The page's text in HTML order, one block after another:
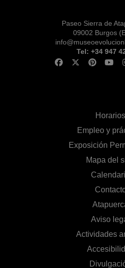
Paseo Sierra de
09002 Burgos
Tel: +34 947
Horarios
Empleo y
Exposición
Mapa del
Aviso
Actividades